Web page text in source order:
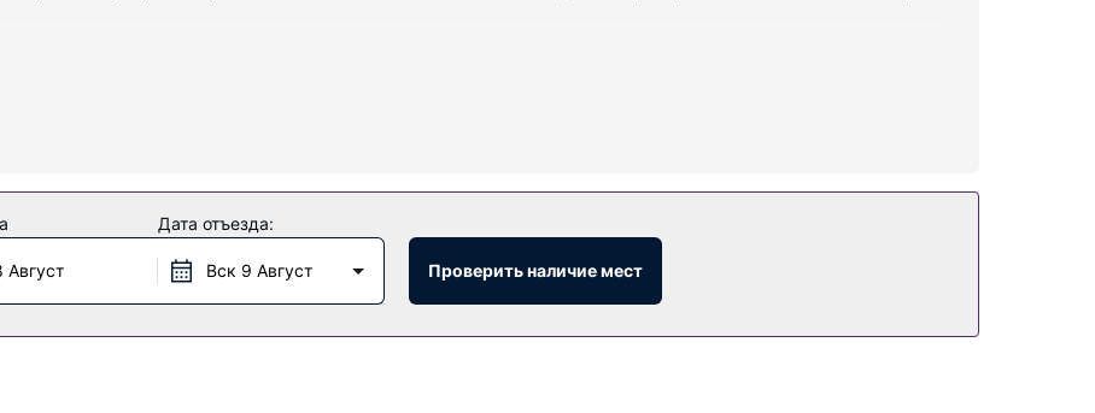
с кондиционером и другими удобствами, в числе которых минибар и ЖК-телевизоры. Пружинный
уходу за лицом. Вы можете воспользоваться многочисленными возможностями для отдыха, такими как
отель предоставляет дополнительные услуги и удобства: бесплатный беспроводной доступ в интернет,
Август
Дата отъезда:
Вск 9 Август Проверить наличие мест